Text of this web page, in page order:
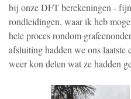
bij onze DFT berekeningen -
rondleidingen, waar ik heb
hele proces rondom
afsluiting hadden we ons laatste
weer kon delen wat ze hadden